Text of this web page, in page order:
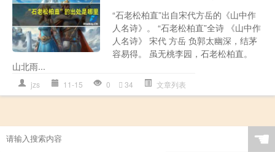
“石老松柏直”出自宋代方岳的《山中作
人名诗》。 “石老松柏直”全诗 《山中作
人名诗》 宋代 方岳 负郭太幽深，结茅
容易得。 虽无桃李园，石老松柏直。
山北雨...
jzs 11-15 0 34 文章列表
☚